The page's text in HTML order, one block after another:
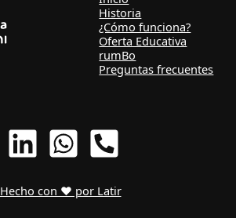
Historia
¿Cómo funciona?
Oferta Educativa
rumBo
Preguntas frecuentes
Hecho con ❤ por Latir